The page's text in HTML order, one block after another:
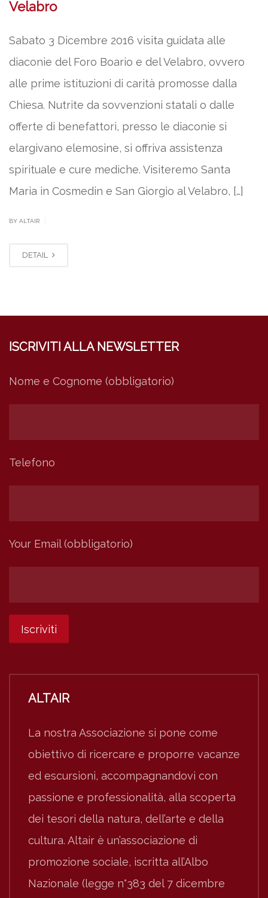
Velabro
Sabato 3 Dicembre 2016 visita guidata alle
diaconie del Foro Boario e del Velabro, ovvero
alle prime istituzioni di carità promosse dalla
Chiesa. Nutrite da sovvenzioni statali o dalle
offerte di benefattori, presso le diaconie si
elargivano elemosine, si offriva assistenza
spirituale e cure mediche. Visiteremo Santa
Maria in Cosmedin e San Giorgio al Velabro, […]
BY ALTAIR
DETAIL
ISCRIVITI ALLA NEWSLETTER
Nome e Cognome (obbligatorio)
Telefono
Your Email (obbligatorio)
ALTAIR
La nostra Associazione si pone come
obiettivo di ricercare e proporre vacanze
ed escursioni, accompagnandovi con
passione e professionalità, alla scoperta
dei tesori della natura, dell’arte e della
cultura. Altair è un’associazione di
promozione sociale, iscritta all’Albo
Nazionale (legge n°383 del 7 dicembre